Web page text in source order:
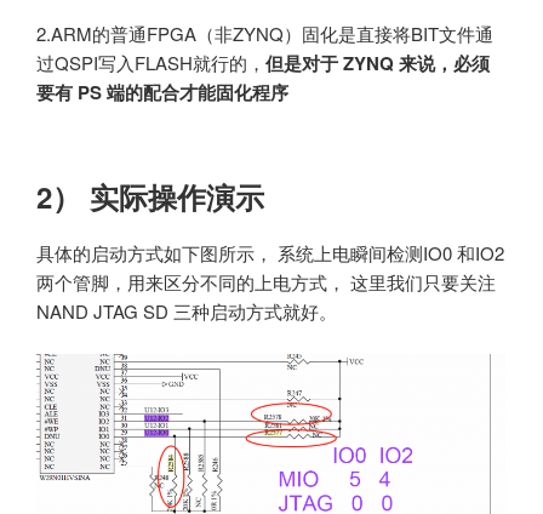
2.ARM的普通FPGA（非ZYNQ）固化是直接将BIT文件通
过QSPI写入FLASH就行的， 但是对于 ZYNQ 来说，必须
要有 PS 端的配合才能固化程序
2） 实际操作演示
具体的启动方式如下图所示， 系统上电瞬间检测IO0 和IO2
两个管脚，用来区分不同的上电方式， 这里我们只要关注
NAND JTAG SD 三种启动方式就好。